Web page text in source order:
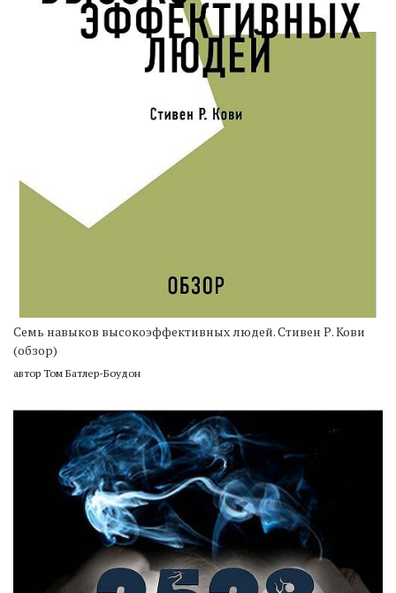
Семь навыков высокоэффективных людей. Стивен Р. Кови
(обзор)
автор Том Батлер-Боудон